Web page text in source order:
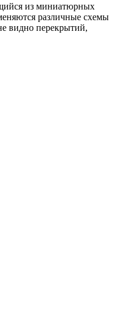
из миниатюрных
различные схемы
видно перекрытий,